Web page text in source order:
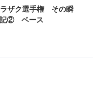
ザク選手権 その瞬
② ベース